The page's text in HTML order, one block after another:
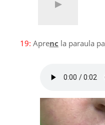
19: Aprenc la paraula pa